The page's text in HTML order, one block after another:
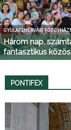
GYULAFEHÉRVÁRI
Három nap,
fantasztikus
PONTIFEX